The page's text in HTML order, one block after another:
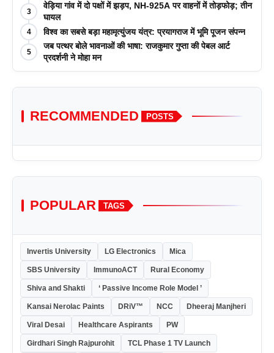
पत्रिकाओं में प्रकाशन रणनीतियों पर एक दिवसीय कार्यशाला का
आयोजन किया
3
वेड़िया गांव में दो पक्षों में झड़प, NH-925A पर वाहनों में तोड़फोड़; तीन
घायल
4 विश्व का सबसे बड़ा महामृत्युंजय यंत्र: प्रयागराज में भूमि पूजन संपन्न
5
जब पत्थर बोले भावनाओं की भाषा: राजकुमार गुप्ता की पेबल आर्ट
प्रदर्शनी ने मोहा मन
RECOMMENDED POSTS
POPULAR TAGS
Invertis University LG Electronics Mica
SBS University ImmunoACT Rural Economy
Shiva and Shakti ‘ Passive Income Role Model ’
Kansai Nerolac Paints DRiV™ NCC Dheeraj Manjheri
Viral Desai Healthcare Aspirants PW
Girdhari Singh Rajpurohit TCL Phase 1 TV Launch